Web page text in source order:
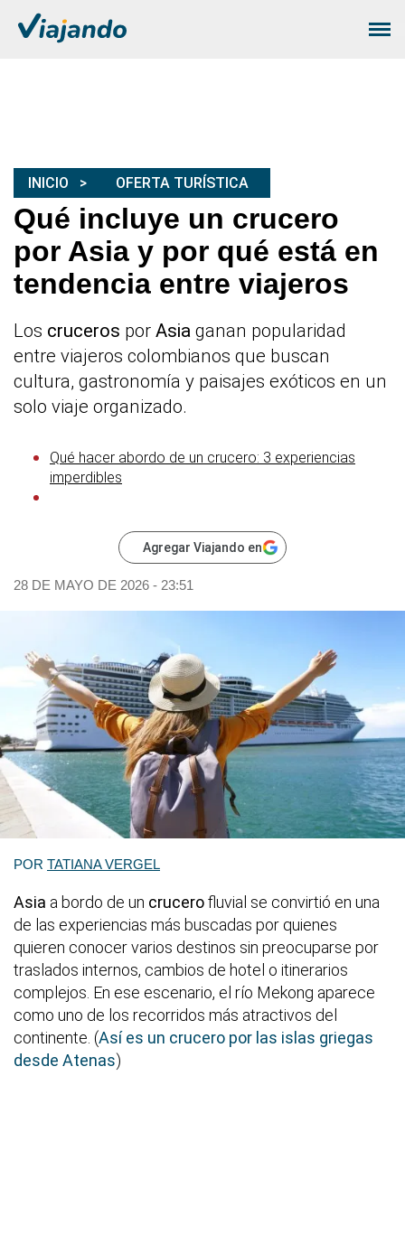
INICIO OFERTA TURÍSTICA
Qué incluye un crucero
por Asia y por qué está en
tendencia entre viajeros
Los cruceros por Asia ganan popularidad
entre viajeros colombianos que buscan
cultura, gastronomía y paisajes exóticos en un
solo viaje organizado.
Qué hacer abordo de un crucero: 3 experiencias
imperdibles
Agregar Viajando en
28 DE MAYO DE 2026 - 23:51
POR TATIANA VERGEL
Asia a bordo de un crucerofluvial se convirtió en una
de las experiencias más buscadas por quienes
quieren conocer varios destinos sin preocuparse por
traslados internos, cambios de hotel o itinerarios
complejos. En ese escenario, el río Mekong aparece
como uno de los recorridos más atractivos del
continente. (Así es un crucero por las islas griegas
desde Atenas)